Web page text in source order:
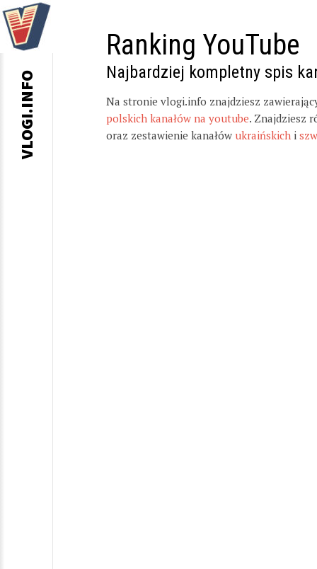
Ranking YouTube
Najbardziej kompletny spis
Na stronie vlogi.info znajdziesz
polskich kanałów na youtube. Znajdziesz
oraz zestawienie kanałów ukraińskich i
VLOGI.INFO